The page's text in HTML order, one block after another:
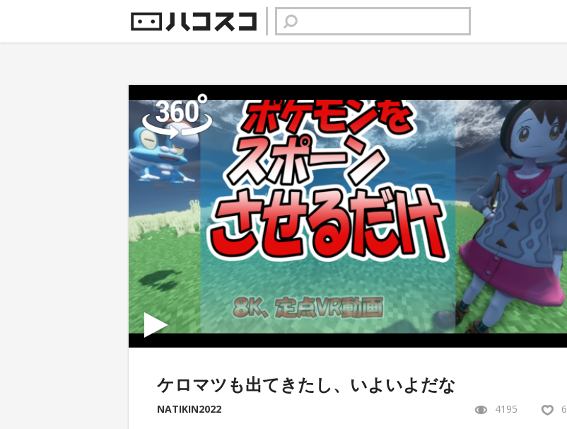
ケロマツも出てきたし、いよいよだな
NATIKIN2022 4195 6